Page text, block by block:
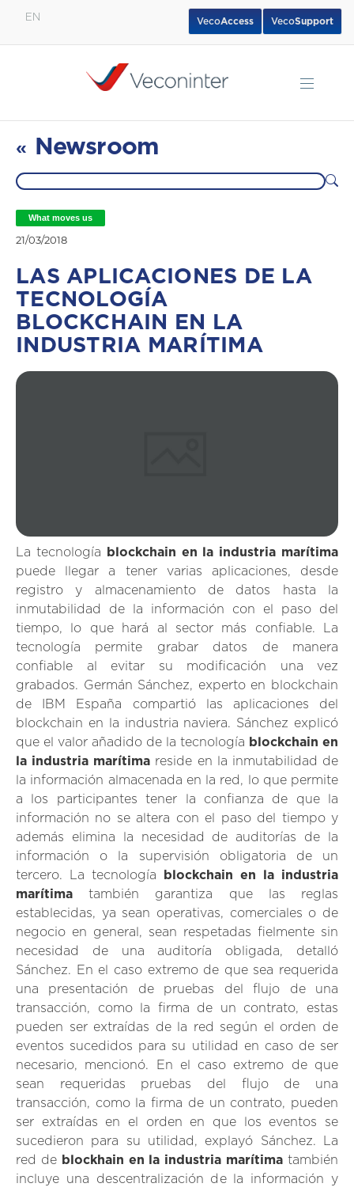
EN VecoSupport
VecoAccess
« Newsroom
What moves us
21/03/2018
LAS APLICACIONES DE LA
TECNOLOGÍA
BLOCKCHAIN EN LA
INDUSTRIA MARÍTIMA
La tecnología
blockchain en la industria marítima
puede llegar a tener varias aplicaciones, desde
registro y almacenamiento de datos hasta la
inmutabilidad de la información con el paso del
tiempo, lo que hará al sector más confiable. La
tecnología permite grabar datos de manera
confiable al evitar su modificación una vez
grabados. Germán Sánchez, experto en blockchain
de IBM España compartió las aplicaciones del
blockchain en la industria naviera. Sánchez explicó
que el valor añadido de la tecnología blockchain en
la industria marítima reside en la inmutabilidad de
la información almacenada en la red, lo que permite
a los participantes tener la confianza de que la
información no se altera con el paso del tiempo y
además elimina la necesidad de auditorías de la
información o la supervisión obligatoria de un
tercero. La tecnología
blockchain en la industria
marítimatambién garantiza que las reglas
establecidas, ya sean operativas, comerciales o de
negocio en general, sean respetadas fielmente sin
necesidad de una auditoría obligada, detalló
Sánchez. En el caso extremo de que sea requerida
una presentación de pruebas del flujo de una
transacción, como la firma de un contrato, estas
pueden ser extraídas de la red según el orden de
eventos sucedidos para su utilidad en caso de ser
necesario, mencionó. En el caso extremo de que
sean requeridas pruebas del flujo de una
transacción, como la firma de un contrato, pueden
ser extraídas en el orden en que los eventos se
sucedieron para su utilidad, explayó Sánchez. La
red de blockhain en la industria marítima también
incluye una descentralización de la información y